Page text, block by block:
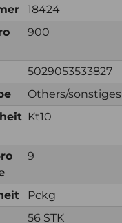
18424
900
5029053533827
Others/sonstiges
Kt10
9
Pckg
56 STK